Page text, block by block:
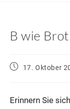
B wie Brot
Beitrag17. Oktober
Erinnern Sie